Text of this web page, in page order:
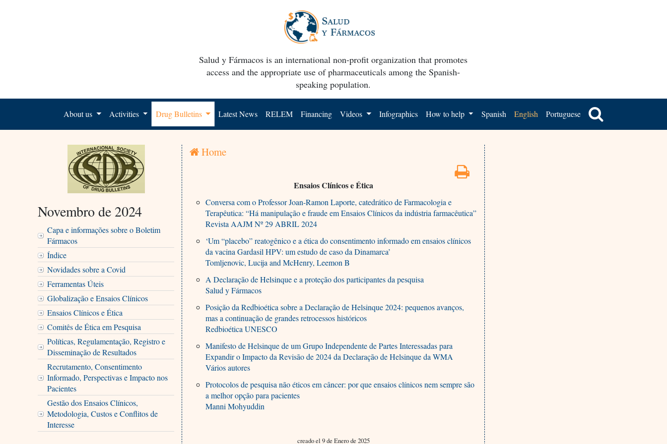
Salud y Fármacos is an international non-profit organization that promotes
access and the appropriate use of pharmaceuticals among the Spanish-
speaking population.
About us Activities Drug Bulletins Latest News RELEM Financing Videos Infographics How to help Spanish English Portuguese
Novembro de 2024
Capa e informações sobre o Boletim
Fármacos
Índice
Novidades sobre a Covid
Ferramentas Úteis
Globalização e Ensaios Clínicos
Ensaios Clínicos e Ética
Comitês de Ética em Pesquisa
Políticas, Regulamentação, Registro e
Disseminação de Resultados
Recrutamento, Consentimento
Informado, Perspectivas e Impacto nos
Pacientes
Gestão dos Ensaios Clínicos,
Metodologia, Custos e Conflitos de
Interesse
Home
Ensaios Clínicos e Ética
Conversa com o Professor Joan-Ramon Laporte, catedrático de Farmacologia e
Terapêutica: “Há manipulação e fraude em Ensaios Clínicos da indústria farmacêutica”
Revista AAJM Nº 29 ABRIL 2024
‘Um “placebo” reatogênico e a ética do consentimento informado em ensaios clínicos
da vacina Gardasil HPV: um estudo de caso da Dinamarca’
Tomljenovic, Lucija and McHenry, Leemon B
A Declaração de Helsinque e a proteção dos participantes da pesquisa
Salud y Fármacos
Posição da Redbioética sobre a Declaração de Helsinque 2024: pequenos avanços,
mas a continuação de grandes retrocessos históricos
Redbioética UNESCO
Manifesto de Helsinque de um Grupo Independente de Partes Interessadas para
Expandir o Impacto da Revisão de 2024 da Declaração de Helsinque da WMA
Vários autores
Protocolos de pesquisa não éticos em câncer: por que ensaios clínicos nem sempre são
a melhor opção para pacientes
Manni Mohyuddin
creado el 9 de Enero de 2025